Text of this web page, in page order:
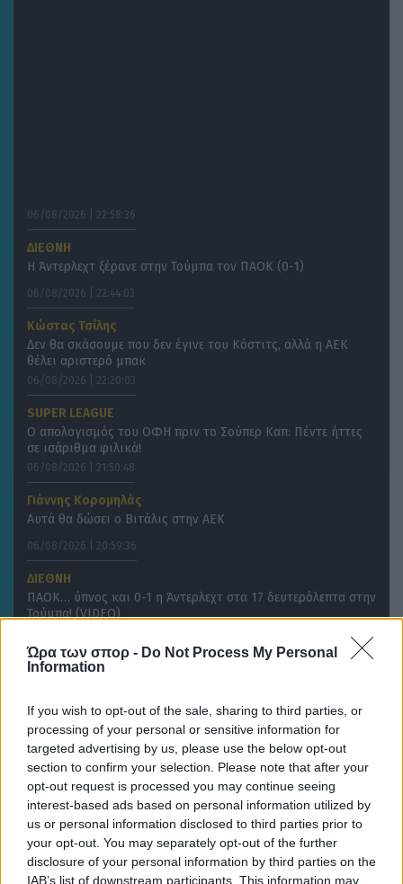
Ώρα των σπορ - Do Not Process My Personal
Information
If you wish to opt-out of the sale, sharing to third parties, or
processing of your personal or sensitive information for
targeted advertising by us, please use the below opt-out
section to confirm your selection. Please note that after your
opt-out request is processed you may continue seeing
interest-based ads based on personal information utilized by
us or personal information disclosed to third parties prior to
your opt-out. You may separately opt-out of the further
disclosure of your personal information by third parties on the
IAB’s list of downstream participants. This information may
06/08/2026 | 22:58:36
ΔΙΕΘΝΗ
Η Άντερλεχτ ξέρανε στην Τούμπα τον ΠΑΟΚ (0-1)
06/08/2026 | 22:44:03
Κώστας Τσίλης
Δεν θα σκάσουμε που δεν έγινε του Κόστιτς, αλλά η ΑΕΚ
θέλει αριστερό μπακ
06/08/2026 | 22:20:03
SUPER LEAGUE
O απολογισμός του ΟΦΗ πριν το Σούπερ Καπ: Πέντε ήττες
σε ισάριθμα φιλικά!
06/08/2026 | 21:50:48
Γιάννης Κορομηλάς
Αυτά θα δώσει ο Βιτάλις στην ΑΕΚ
06/08/2026 | 20:59:36
ΔΙΕΘΝΗ
ΠΑΟΚ… ύπνος και 0-1 η Άντερλεχτ στα 17 δευτερόλεπτα στην
Τούμπα! (VIDEO)
ΔΙΕΘΝΗ